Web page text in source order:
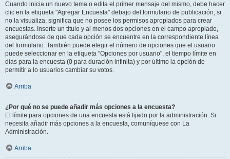
Cuando inicia un nuevo tema o edita el primer mensaje del mismo, debe hacer
clic en la etiqueta "Agregar Encuesta" debajo del formulario de publicación; si
no la visualiza, significa que no posee los permisos apropiados para crear
encuestas. Inserte un título y al menos dos opciones en el campo apropiado,
asegurándose de que cada opción se encuentre en la correspondiente línea
del formulario. También puede elegir el número de opciones que el usuario
puede seleccionar en la etiqueta "Opciones por usuario", el tiempo límite en
días para la encuesta (0 para duración infinita) y por último la opción de
permitir a lo usuarios cambiar su votos.
Arriba
¿Por qué no se puede añadir más opciones a la encuesta?
El límite para opciones de una encuesta está fijado por la administración. Si
necesita añadir más opciones a la encuesta, comuníquese con La
Administración.
Arriba